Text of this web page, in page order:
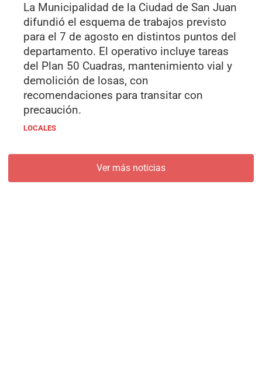
La Municipalidad de la Ciudad de San Juan
difundió el esquema de trabajos previsto
para el 7 de agosto en distintos puntos del
departamento. El operativo incluye tareas
del Plan 50 Cuadras, mantenimiento vial y
demolición de losas, con
recomendaciones para transitar con
precaución.
LOCALES
Ver más noticias